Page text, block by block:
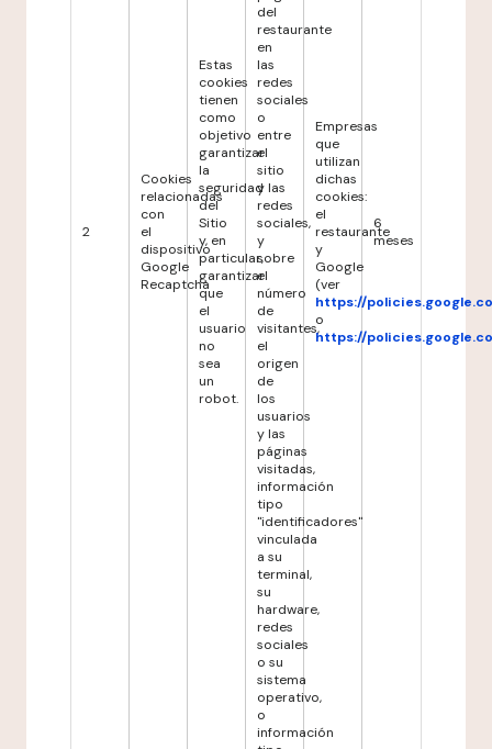
2
Cookies
relacionadas
con
el
dispositivo
Google
Recaptcha
Estas
cookies
tienen
como
objetivo
garantizar
la
seguridad
del
Sitio
y, en
particular,
garantizar
que
el
usuario
no
sea
un
robot.
del
restaurante
en
las
redes
sociales
o
entre
el
sitio
y las
redes
sociales,
y
sobre
el
número
de
visitantes,
el
origen
de
los
usuarios
y las
páginas
visitadas,
información
tipo
"identificadores"
vinculada
a su
terminal,
su
hardware,
redes
sociales
o su
sistema
operativo,
o
información
Empresas
que
utilizan
dichas
cookies:
el
restaurante
y
Google
(ver
https://
o
https://
6
meses